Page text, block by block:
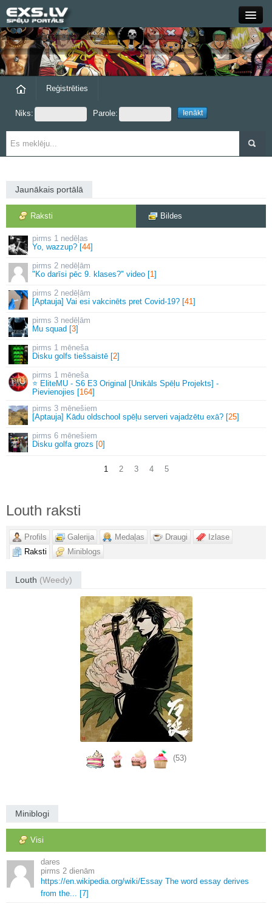
Close
Forums
Grupas
Reģistrēties
Niks: Parole:
Jaunākais portālā
Raksti Bildes
1 nedēļas
Yo, wazzup? [44]
2 nedēļām
"Ko darīsi pēc 9. klases?" video [1]
2 nedēļām
[Aptauja] Vai esi vakcinēts pret Covid-19? [41]
3 nedēļām
Mu squad [3]
1 mēneša
Disku golfs tiešsaistē [2]
1 mēneša
⭐ EliteMU - S6 E3 Original [Unikāls Spēļu Projekts] -
Pievienojies [164]
3 mēnešiem
[Aptauja] Kādu oldschool spēļu serveri vajadzētu exā? [25]
6 mēnešiem
Disku golfa grozs [0]
1 2 3 4 5
Louth raksti
Profils Galerija Medaļas Draugi
Izlase
Raksti
Miniblogs
Louth (Weedy)
(53)
Miniblogi
Visi
dares
2 dienām
https://en. wikipedia. org/wiki/Essay The word essay derives
from the.
[7]